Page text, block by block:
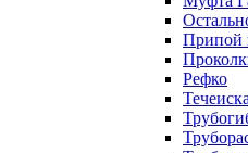
Припой
Рефко